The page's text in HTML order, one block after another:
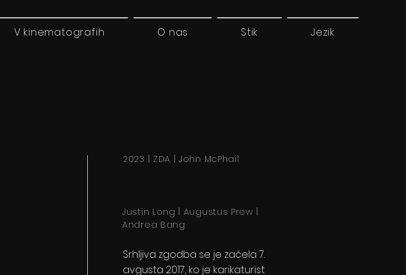
V kinematografih O nas Stik Jezik
2023 | ZDA | John McPhail
Justin Long | Augustus Prew |
Andrea Bang
Srhljiva zgodba se je začela 7.
avgusta 2017, ko je karikaturist